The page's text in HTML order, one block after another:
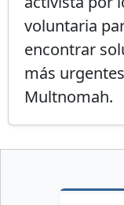
voluntaria
encontrar
más
Multnomah.